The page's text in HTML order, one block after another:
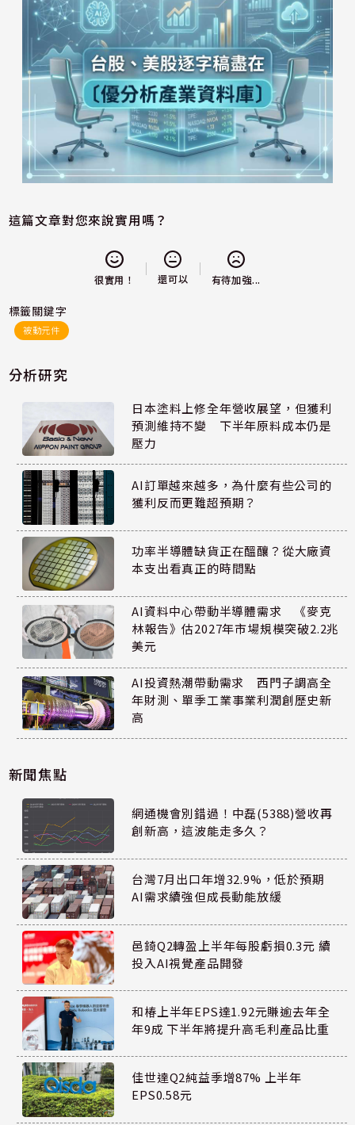
這篇文章對您來說實用嗎？
很實用！ 還可以 有待加強...
標籤關鍵字
被動元件
分析研究
日本塗料上修全年營收展望，但獲利
預測維持不變 下半年原料成本仍是
壓力
AI訂單越來越多，為什麼有些公司的
獲利反而更難超預期？
功率半導體缺貨正在醞釀？從大廠資
本支出看真正的時間點
AI資料中心帶動半導體需求 《麥克
林報告》估2027年市場規模突破2.2兆
美元
AI投資熱潮帶動需求 西門子調高全
年財測、單季工業事業利潤創歷史新
高
新聞焦點
網通機會別錯過！中磊(5388)營收再
創新高，這波能走多久？
台灣7月出口年增32.9%，低於預期
AI需求續強但成長動能放緩
邑錡Q2轉盈上半年每股虧損0.3元 續
投入AI視覺產品開發
和椿上半年EPS達1.92元賺逾去年全
年9成 下半年將提升高毛利產品比重
佳世達Q2純益季增87% 上半年
EPS0.58元